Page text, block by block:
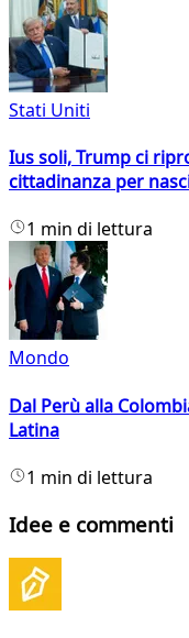
Stati Uniti
Ius soli, Trump ci
cittadinanza per
1 min di lettura
Mondo
Dal Perù alla
Latina
1 min di lettura
Idee e commenti